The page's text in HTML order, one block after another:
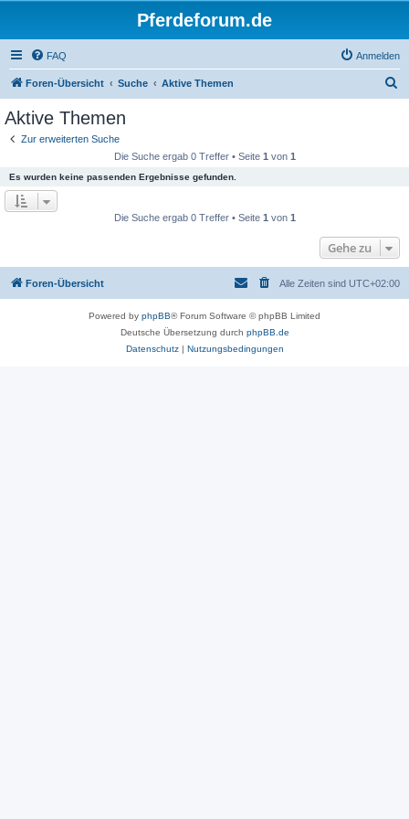
Pferdeforum.de
FAQ Anmelden
Foren-Übersicht Suche Aktive Themen
Aktive Themen
Zur erweiterten Suche
Die Suche ergab 0 Treffer • Seite 1 von 1
Es wurden keine passenden Ergebnisse gefunden.
Die Suche ergab 0 Treffer • Seite 1 von 1
Gehe zu
Foren-Übersicht Alle Zeiten sind UTC+02:00
Powered by phpBB® Forum Software © phpBB Limited
Deutsche Übersetzung durch phpBB.de
Datenschutz| Nutzungsbedingungen